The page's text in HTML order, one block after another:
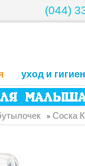
(044)
уход и
» Соска